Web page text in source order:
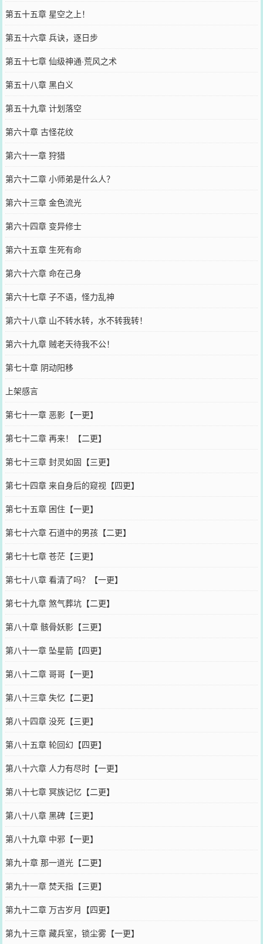
第五十五章 星空之上！
第五十六章 兵诀，逐日步
第五十七章 仙级神通·荒风之术
第五十八章 黑白义
第五十九章 计划落空
第六十章 古怪花纹
第六十一章 狩猎
第六十二章 小师弟是什么人？
第六十三章 金色流光
第六十四章 变异修士
第六十五章 生死有命
第六十六章 命在己身
第六十七章 子不语，怪力乱神
第六十八章 山不转水转，水不转我转！
第六十九章 贼老天待我不公！
第七十章 阴动阳移
上架感言
第七十一章 恶影【一更】
第七十二章 再来！【二更】
第七十三章 封灵如固【三更】
第七十四章 来自身后的窥视【四更】
第七十五章 困住【一更】
第七十六章 石道中的男孩【二更】
第七十七章 苍茫【三更】
第七十八章 看清了吗？【一更】
第七十九章 煞气葬坑【二更】
第八十章 骸骨妖影【三更】
第八十一章 坠星箭【四更】
第八十二章 哥哥【一更】
第八十三章 失忆【二更】
第八十四章 没死【三更】
第八十五章 轮回幻【四更】
第八十六章 人力有尽时【一更】
第八十七章 冥族记忆【二更】
第八十八章 黑碑【三更】
第八十九章 中邪【一更】
第九十章 那一道光【二更】
第九十一章 焚天指【三更】
第九十二章 万古岁月【四更】
第九十三章 藏兵室，锁尘雾【一更】